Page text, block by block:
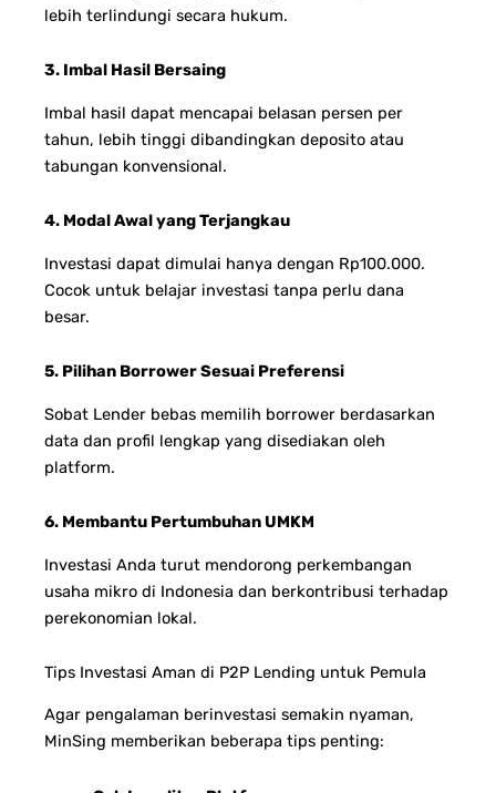
lebih terlindungi secara hukum.
3. Imbal Hasil Bersaing
Imbal hasil dapat mencapai belasan persen per
tahun, lebih tinggi dibandingkan deposito atau
tabungan konvensional.
4. Modal Awal yang Terjangkau
Investasi dapat dimulai hanya dengan Rp100.000.
Cocok untuk belajar investasi tanpa perlu dana
besar.
5. Pilihan Borrower Sesuai Preferensi
Sobat Lender bebas memilih borrower berdasarkan
data dan profil lengkap yang disediakan oleh
platform.
6. Membantu Pertumbuhan UMKM
Investasi Anda turut mendorong perkembangan
usaha mikro di Indonesia dan berkontribusi terhadap
perekonomian lokal.
Tips Investasi Aman di P2P Lending untuk Pemula
Agar pengalaman berinvestasi semakin nyaman,
MinSing memberikan beberapa tips penting: